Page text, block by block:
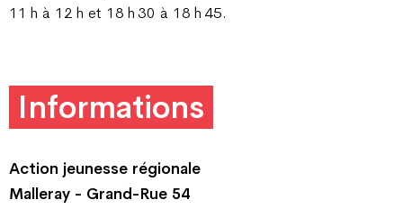
11 h à 12 h et 18 h 30 à 18 h 45.
Informations
Action jeunesse régionale
Malleray - Grand-Rue 54